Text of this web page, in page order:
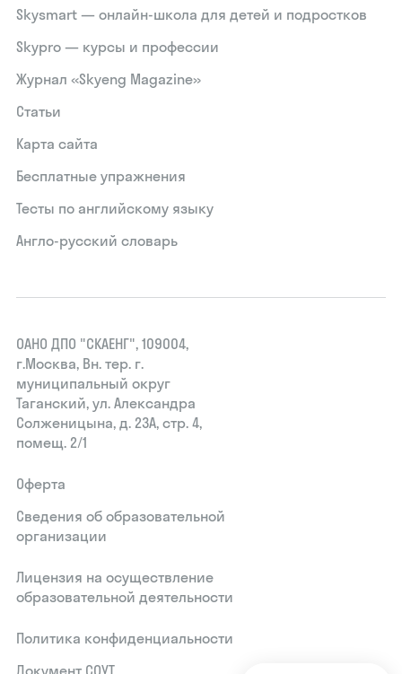
Skysmart — онлайн-школа для детей и подростков
Skypro — курсы и профессии
Журнал «Skyeng Magazine»
Статьи
Карта сайта
Бесплатные упражнения
Тесты по английскому языку
Англо-русский словарь
ОАНО ДПО "СКАЕНГ", 109004,
г.Москва, Вн. тер. г.
муниципальный округ
Таганский, ул. Александра
Солженицына, д. 23А, стр. 4,
помещ. 2/1
Оферта
Сведения об образовательной
организации
Лицензия на осуществление
образовательной деятельности
Политика конфиденциальности
Документ СОУТ